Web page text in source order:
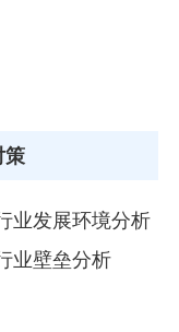
策
业发展环境分析
业壁垒分析